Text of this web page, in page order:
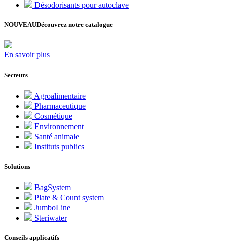
Désodorisants pour autoclave
NOUVEAUDécouvrez notre catalogue
En savoir plus
Secteurs
Agroalimentaire
Pharmaceutique
Cosmétique
Environnement
Santé animale
Instituts publics
Solutions
BagSystem
Plate & Count system
JumboLine
Steriwater
Conseils applicatifs